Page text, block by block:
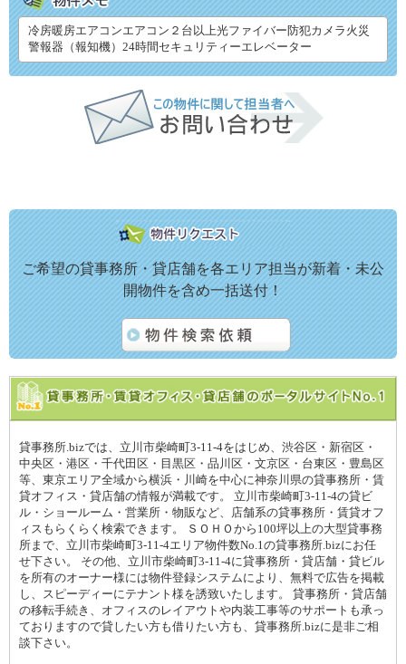
冷房暖房エアコンエアコン２台以上光ファイバー防犯カメラ火災
警報器（報知機）24時間セキュリティーエレベーター
ご希望の貸事務所・貸店舗を各エリア担当が新着・未公
開物件を含め一括送付！
貸事務所.bizでは、立川市柴崎町3-11-4をはじめ、渋谷区・新宿区・
中央区・港区・千代田区・目黒区・品川区・文京区・台東区・豊島区
等、東京エリア全域から横浜・川崎を中心に神奈川県の貸事務所・賃
貸オフィス・貸店舗の情報が満載です。 立川市柴崎町3-11-4の貸ビ
ル・ショールーム・営業所・物販など、店舗系の貸事務所・賃貸オフ
ィスもらくらく検索できます。 ＳＯＨＯから100坪以上の大型貸事務
所まで、立川市柴崎町3-11-4エリア物件数No.1の貸事務所.bizにお任
せ下さい。 その他、立川市柴崎町3-11-4に貸事務所・貸店舗・貸ビル
を所有のオーナー様には物件登録システムにより、無料で広告を掲載
し、スピーディーにテナント様を誘致いたします。 貸事務所・貸店舗
の移転手続き、オフィスのレイアウトや内装工事等のサポートも承っ
ておりますので貸したい方も借りたい方も、貸事務所.bizに是非ご相
談下さい。